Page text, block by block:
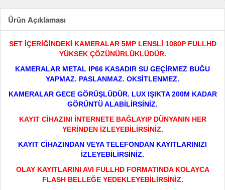
Ürün Açıklaması
SET İÇERİĞİNDEKİ KAMERALAR 5MP LENSLİ 1080P FULLHD
YÜKSEK ÇÖZÜNÜRLÜKLÜDÜR.
KAMERALAR METAL IP66 KASADIR SU GEÇİRMEZ BUĞU
YAPMAZ. PASLANMAZ. OKSİTLENMEZ.
KAMERALAR GECE GÖRÜŞLÜDÜR. LUX IŞIKTA 200M KADAR
GÖRÜNTÜ ALABİLİRSİNİZ.
KAYIT CİHAZINI İNTERNETE BAĞLAYIP DÜNYANIN HER
YERİNDEN İZLEYEBİLİRSİNİZ.
KAYIT CİHAZINDAN VEYA TELEFONDAN KAYITLARINIZI
İZLEYEBİLİRSİNİZ.
OLAY KAYITLARINI AVI FULLHD FORMATINDA KOLAYCA
FLASH BELLEĞE YEDEKLEYEBİLİRSİNİZ.